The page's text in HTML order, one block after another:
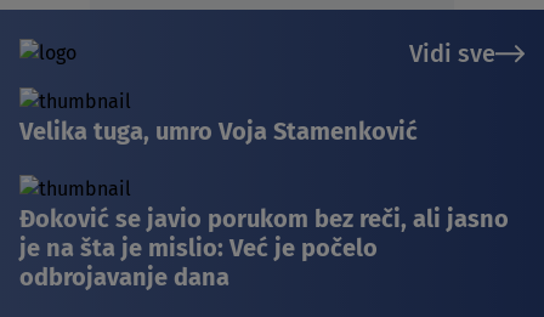
Vidi sve
Velika tuga, umro Voja Stamenković
Đoković se javio porukom bez reči, ali jasno
je na šta je mislio: Već je počelo
odbrojavanje dana